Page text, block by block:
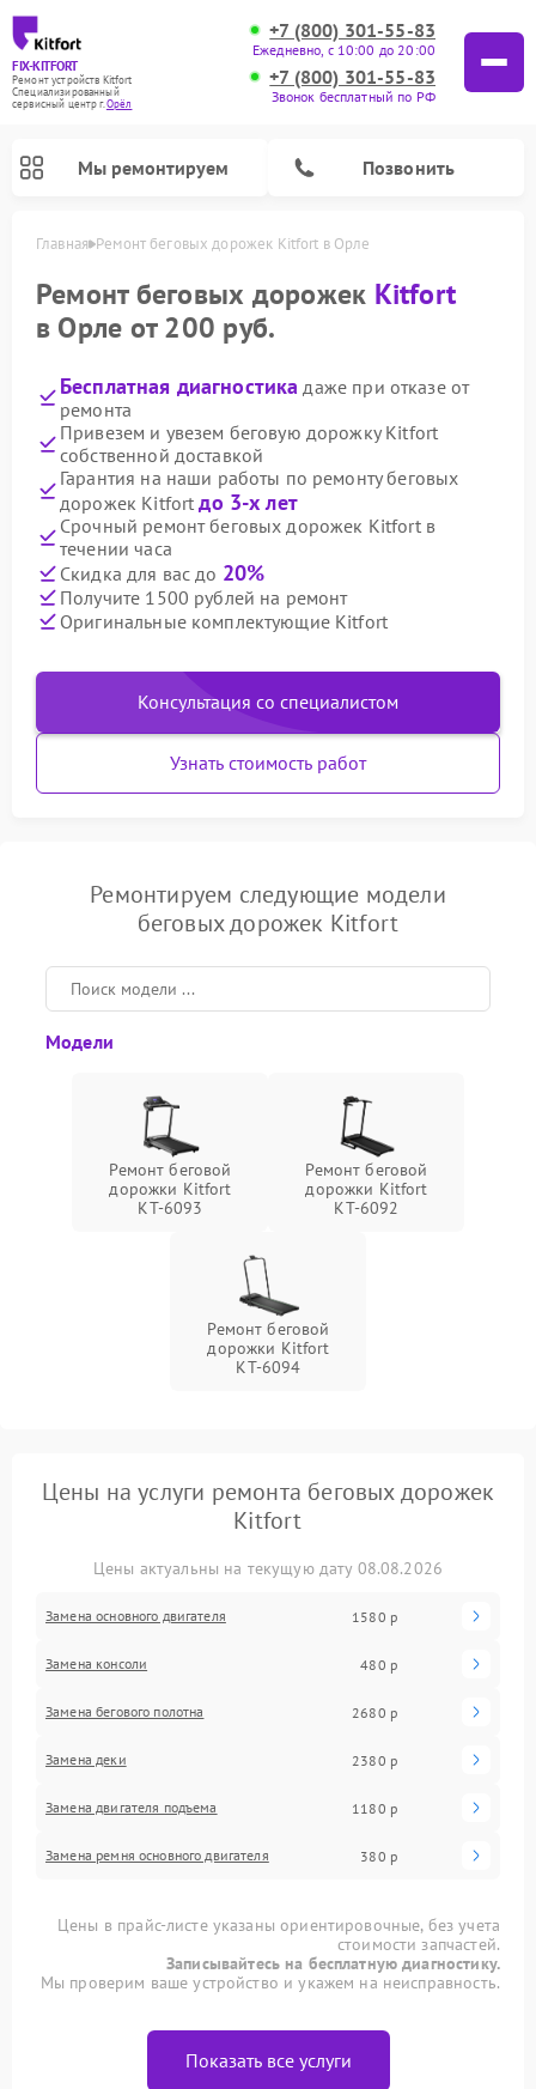
FIX-KITFORT
Ремонт устройств Kitfort
Специализированный
cервисный центр г.Орёл
+7 (800) 301-55-83
Ежедневно, с 10:00 до 20:00
+7 (800) 301-55-83
Звонок бесплатный по РФ
Мы ремонтируем Позвонить
Главная Ремонт беговых дорожек Kitfort в Орле
Ремонт беговых дорожек Kitfort
в Орле от 200 руб.
Бесплатная диагностика даже при отказе от
ремонта
Привезем и увезем беговую дорожку Kitfort
собственной доставкой
Гарантия на наши работы по ремонту беговых
дорожек Kitfortдо 3-х лет
Срочный ремонт беговых дорожек Kitfort в
течении часа
Скидка для вас до 20%
Получите 1500 рублей на ремонт
Оригинальные комплектующие Kitfort
Консультация со специалистом
Узнать стоимость работ
Ремонтируем следующие модели
беговых дорожек Kitfort
Модели
Ремонт беговой
дорожки Kitfort
КТ-6093
Ремонт беговой
дорожки Kitfort
КТ-6092
Ремонт беговой
дорожки Kitfort
КТ-6094
Цены на услуги ремонта беговых дорожек
Kitfort
Цены актуальны на текущую дату 08.08.2026
Замена основного двигателя 1580 р
Замена консоли 480 р
Замена бегового полотна 2680 р
Замена деки 2380 р
Замена двигателя подъема 1180 р
Замена ремня основного двигателя 380 р
Цены в прайс-листе указаны ориентировочные, без учета
стоимости запчастей.
Записывайтесь на бесплатную диагностику.
Мы проверим ваше устройство и укажем на неисправность.
Показать все услуги